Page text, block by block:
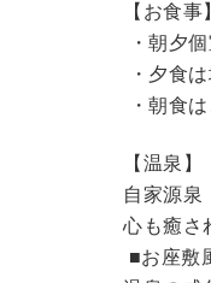
【お食事】
・朝夕
・夕食
・朝食
【温泉】
自家源泉
心も癒さ
■お座敷